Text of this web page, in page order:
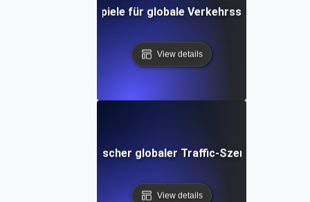
Real-World Beispiele für globale
View details
Einrichten realistischer globaler Traffic-Szenarien mit
View details